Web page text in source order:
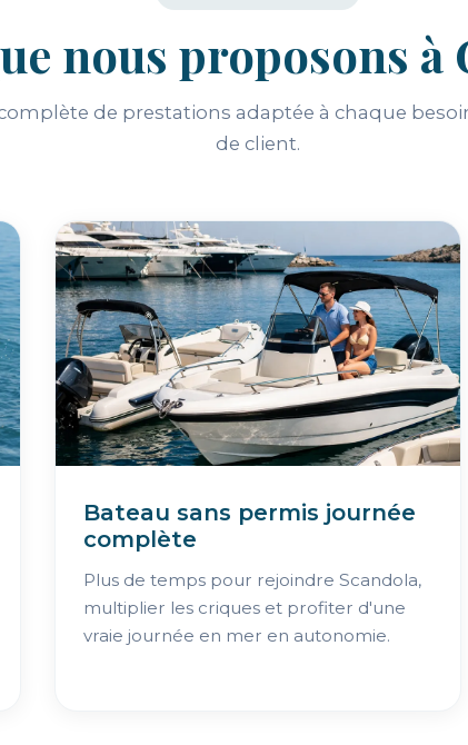
nous proposons à
de prestations adaptée à chaque
de client.
Bateau sans permis journée
complète
Plus de temps pour rejoindre Scandola,
multiplier les criques et profiter d'une
vraie journée en mer en autonomie.